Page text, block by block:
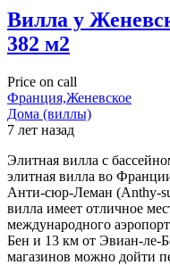
Вилла у
382 м2
Price on call
Франция,Женевское
Дома (виллы)
7 лет назад
Элитная вилла с
элитная вилла во
Анти-сюр-Леман (Anthy-
вилла имеет отличное
международного
Бен и 13 км от Эвиан-ле-
магазинов можно дойти